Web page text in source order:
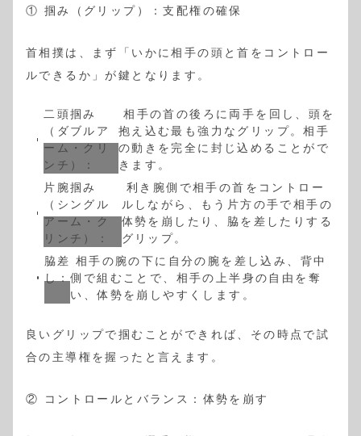
① 掴み（グリップ）：支配権の確保
首相撲は、まず「いかに相手の頭と首をコントロー
ルできるか」が鍵となります。
二頭掴み
（ダブルア
ーム・クリ
ンチ）：
相手の首の後ろに両手を回し、頭を
抱え込む最も強力なグリップ。相手
の動きを完全に封じ込めることがで
きます。
片腕掴み
（シングル
アーム・ク
リンチ）：
利き腕側で相手の首をコントロー
ルしながら、もう片方の手で相手の
体勢を崩したり、脇を差したりする
グリップ。
脇差
し：
相手の腕の下に自分の腕を差し込み、背中
側で組むことで、相手の上半身の自由を奪
い、体勢を崩しやすくします。
良いグリップで掴むことができれば、その時点で試
合の主導権を握ったと言えます。
② コントロールとバランス：体勢を崩す